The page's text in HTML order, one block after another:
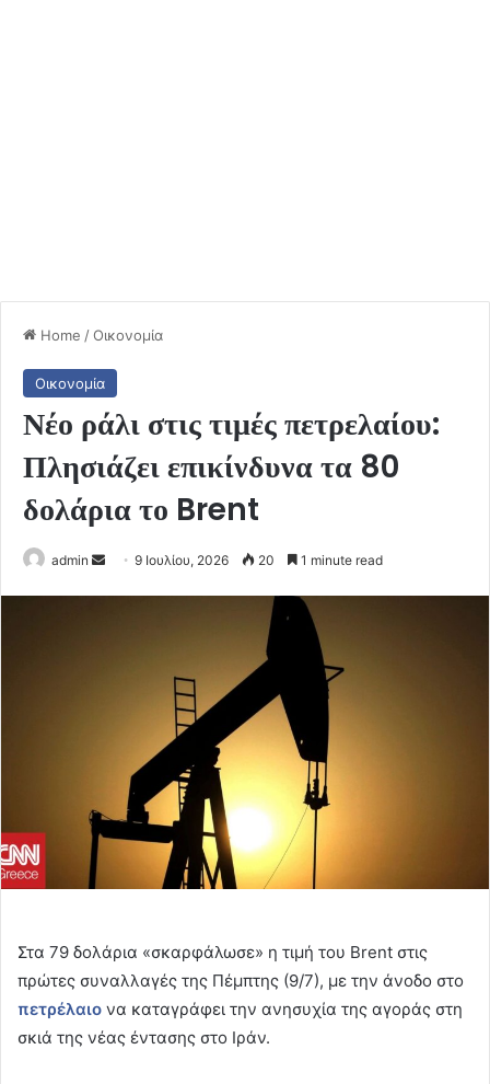
Home /Οικονομία
Οικονομία
Νέο ράλι στις τιμές πετρελαίου:
Πλησιάζει επικίνδυνα τα 80
δολάρια το Brent
admin
Send9 Ιουλίου, 2026 20 1 minute read
Στα 79 δολάρια «σκαρφάλωσε» η τιμή του Brent στις
πρώτες συναλλαγές της Πέμπτης (9/7), με την άνοδο στο
πετρέλαιο να καταγράφει την ανησυχία της αγοράς στη
σκιά της νέας έντασης στο Ιράν.